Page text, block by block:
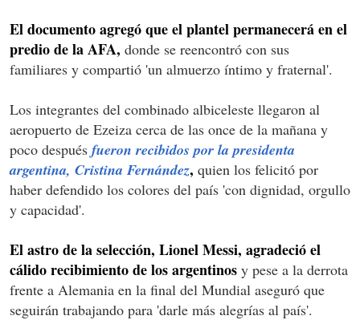
El documento agregó que el plantel permanecerá en el
predio de la AFA, donde se reencontró con sus
familiares y compartió 'un almuerzo íntimo y fraternal'.
Los integrantes del combinado albiceleste llegaron al
aeropuerto de Ezeiza cerca de las once de la mañana y
poco después fueron recibidos por la presidenta
argentina, Cristina Fernández, quien los felicitó por
haber defendido los colores del país 'con dignidad, orgullo
y capacidad'.
El astro de la selección, Lionel Messi, agradeció el
cálido recibimiento de los argentinos y pese a la derrota
frente a Alemania en la final del Mundial aseguró que
seguirán trabajando para 'darle más alegrías al país'.